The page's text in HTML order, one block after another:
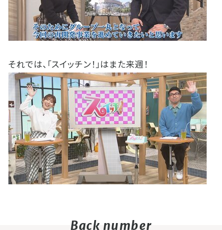
それでは、「スイッチン！」はまた来週！